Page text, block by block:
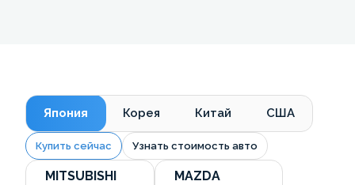
Япония Корея Китай США
Купить сейчас Узнать стоимость авто
MITSUBISHI MAZDA